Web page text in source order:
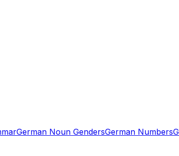
German Noun GendersGerman Numbers